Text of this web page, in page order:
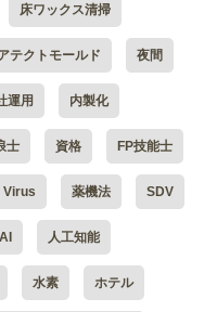
床ワックス清掃
テクトモールド 夜間
運用 内製化
士 資格 FP技能士
Virus 薬機法 SDV
人工知能
水素 ホテル